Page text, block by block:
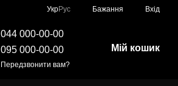
УкрРус Бажання Вхід
044 000-00-00
095 000-00-00
Передзвонити вам?
Мій кошик